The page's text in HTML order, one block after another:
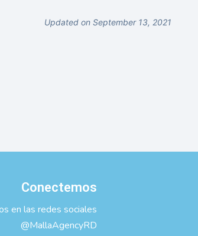
Updated on September 13, 2021
Conectemos
en las redes sociales
@MallaAgencyRD